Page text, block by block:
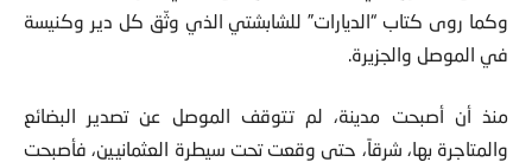
وكما روى كتاب “الديارات” للشابشتي الذي وثّق كل دير وكنيسة
في الموصل والجزيرة.
منذ أن أصبحت مدينة، لم تتوقف الموصل عن تصدير البضائع
والمتاجرة بها، شرقاً، حتى وقعت تحت سيطرة العثمانيين، فأصبحت